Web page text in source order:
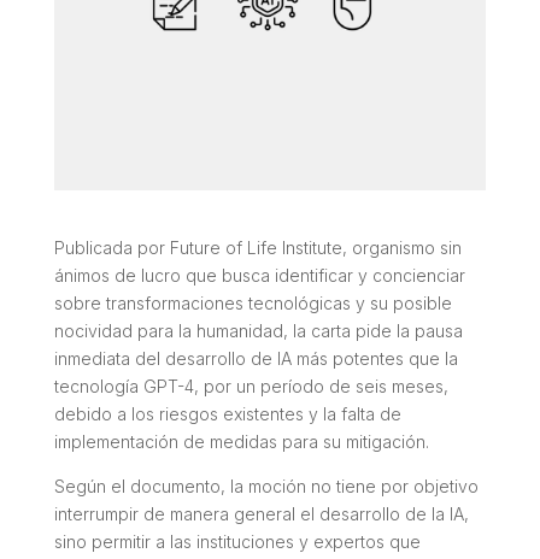
Publicada por Future of Life Institute, organismo sin
ánimos de lucro que busca identificar y concienciar
sobre transformaciones tecnológicas y su posible
nocividad para la humanidad, la carta pide la pausa
inmediata del desarrollo de IA más potentes que la
tecnología GPT-4, por un período de seis meses,
debido a los riesgos existentes y la falta de
implementación de medidas para su mitigación.
Según el documento, la moción no tiene por objetivo
interrumpir de manera general el desarrollo de la IA,
sino permitir a las instituciones y expertos que